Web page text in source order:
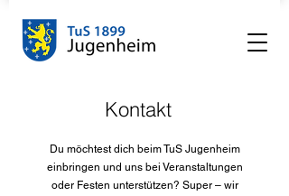
Kontakt
Du möchtest dich beim TuS Jugenheim
einbringen und uns bei Veranstaltungen
oder Festen unterstützen? Super – wir